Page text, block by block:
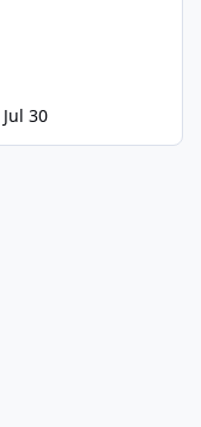
Jul 30